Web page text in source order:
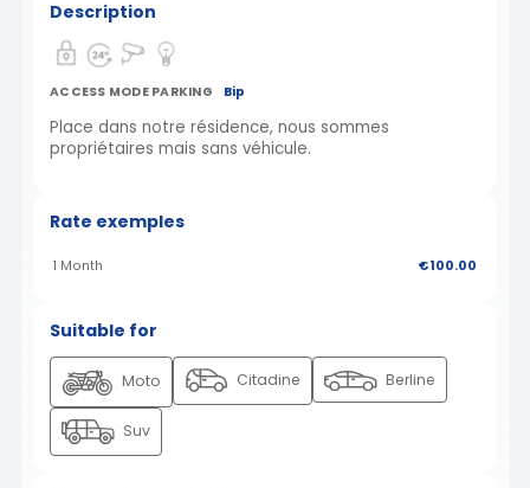
Description
ACCESS MODE PARKING Bip
Place dans notre résidence, nous sommes
propriétaires mais sans véhicule.
Rate exemples
1 Month €100.00
Suitable for
Moto Citadine Berline
Suv